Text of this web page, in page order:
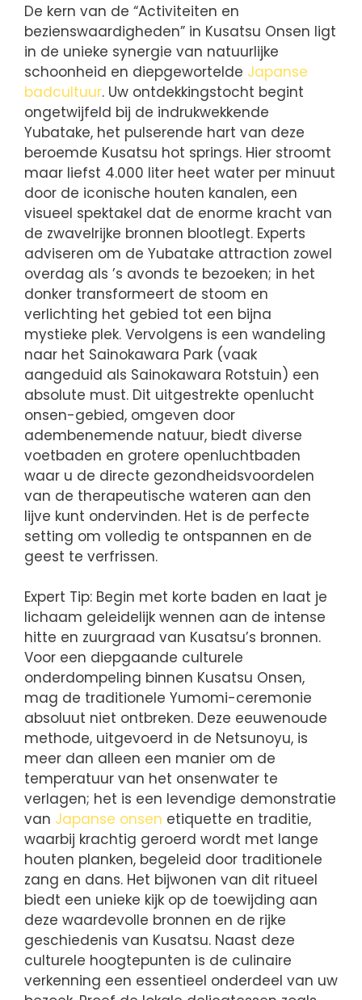
De kern van de “Activiteiten en
bezienswaardigheden” in Kusatsu Onsen ligt
in de unieke synergie van natuurlijke
schoonheid en diepgewortelde Japanse
badcultuur. Uw ontdekkingstocht begint
ongetwijfeld bij de indrukwekkende
Yubatake, het pulserende hart van deze
beroemde Kusatsu hot springs. Hier stroomt
maar liefst 4.000 liter heet water per minuut
door de iconische houten kanalen, een
visueel spektakel dat de enorme kracht van
de zwavelrijke bronnen blootlegt. Experts
adviseren om de Yubatake attraction zowel
overdag als ’s avonds te bezoeken; in het
donker transformeert de stoom en
verlichting het gebied tot een bijna
mystieke plek. Vervolgens is een wandeling
naar het Sainokawara Park (vaak
aangeduid als Sainokawara Rotstuin) een
absolute must. Dit uitgestrekte openlucht
onsen-gebied, omgeven door
adembenemende natuur, biedt diverse
voetbaden en grotere openluchtbaden
waar u de directe gezondheidsvoordelen
van de therapeutische wateren aan den
lijve kunt ondervinden. Het is de perfecte
setting om volledig te ontspannen en de
geest te verfrissen.
Expert Tip: Begin met korte baden en laat je
lichaam geleidelijk wennen aan de intense
hitte en zuurgraad van Kusatsu’s bronnen.
Voor een diepgaande culturele
onderdompeling binnen Kusatsu Onsen,
mag de traditionele Yumomi-ceremonie
absoluut niet ontbreken. Deze eeuwenoude
methode, uitgevoerd in de Netsunoyu, is
meer dan alleen een manier om de
temperatuur van het onsenwater te
verlagen; het is een levendige demonstratie
van Japanse onsen etiquette en traditie,
waarbij krachtig geroerd wordt met lange
houten planken, begeleid door traditionele
zang en dans. Het bijwonen van dit ritueel
biedt een unieke kijk op de toewijding aan
deze waardevolle bronnen en de rijke
geschiedenis van Kusatsu. Naast deze
culturele hoogtepunten is de culinaire
verkenning een essentieel onderdeel van uw